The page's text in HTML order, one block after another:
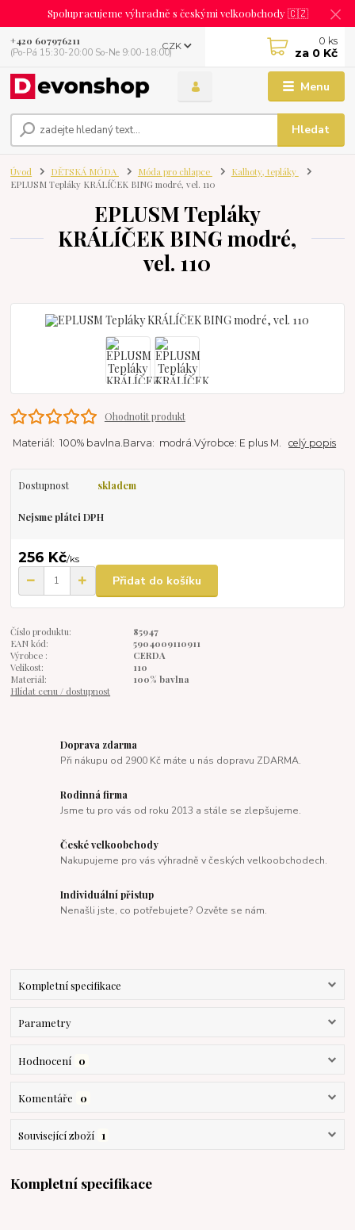
Spolupracujeme výhradně s českými velkoobchody 🇨🇿
Menu
CZK
Hledat
+420 607976211
(Po-Pá 15:30-20:00 So-Ne 9:00-18:00)
0 ks
za 0 Kč
Úvod DĚTSKÁ MÓDA Móda pro chlapce
Kalhoty, tepláky
EPLUSM Tepláky KRÁLÍČEK BING modré, vel. 110
EPLUSM Tepláky
KRÁLÍČEK BING modré,
vel. 110
Ohodnotit produkt
Materiál: 100% bavlna.Barva: modrá.Výrobce: E plus M.celý popis
Dostupnost skladem
Nejsme plátci DPH
256 Kč/ks
Přidat do košíku
Číslo produktu:
85947
EAN kód:
5904009110911
Výrobce :
CERDA
Velikost:
110
Materiál:
100% bavlna
Hlídat cenu / dostupnost
Doprava zdarma
Při nákupu od 2900 Kč máte u nás dopravu ZDARMA.
Rodinná firma
Jsme tu pro vás od roku 2013 a stále se zlepšujeme.
České velkoobchody
Nakupujeme pro vás výhradně v českých velkoobchodech.
Individuální přistup
Nenašli jste, co potřebujete? Ozvěte se nám.
Kompletní specifikace
Parametry
Hodnocení 0
Komentáře 0
Související zboží 1
Kompletní specifikace